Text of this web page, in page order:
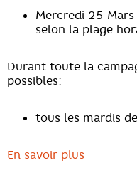
Mercredi 25
selon la plage
Durant toute la
possibles:
tous les mardis
En savoir plus